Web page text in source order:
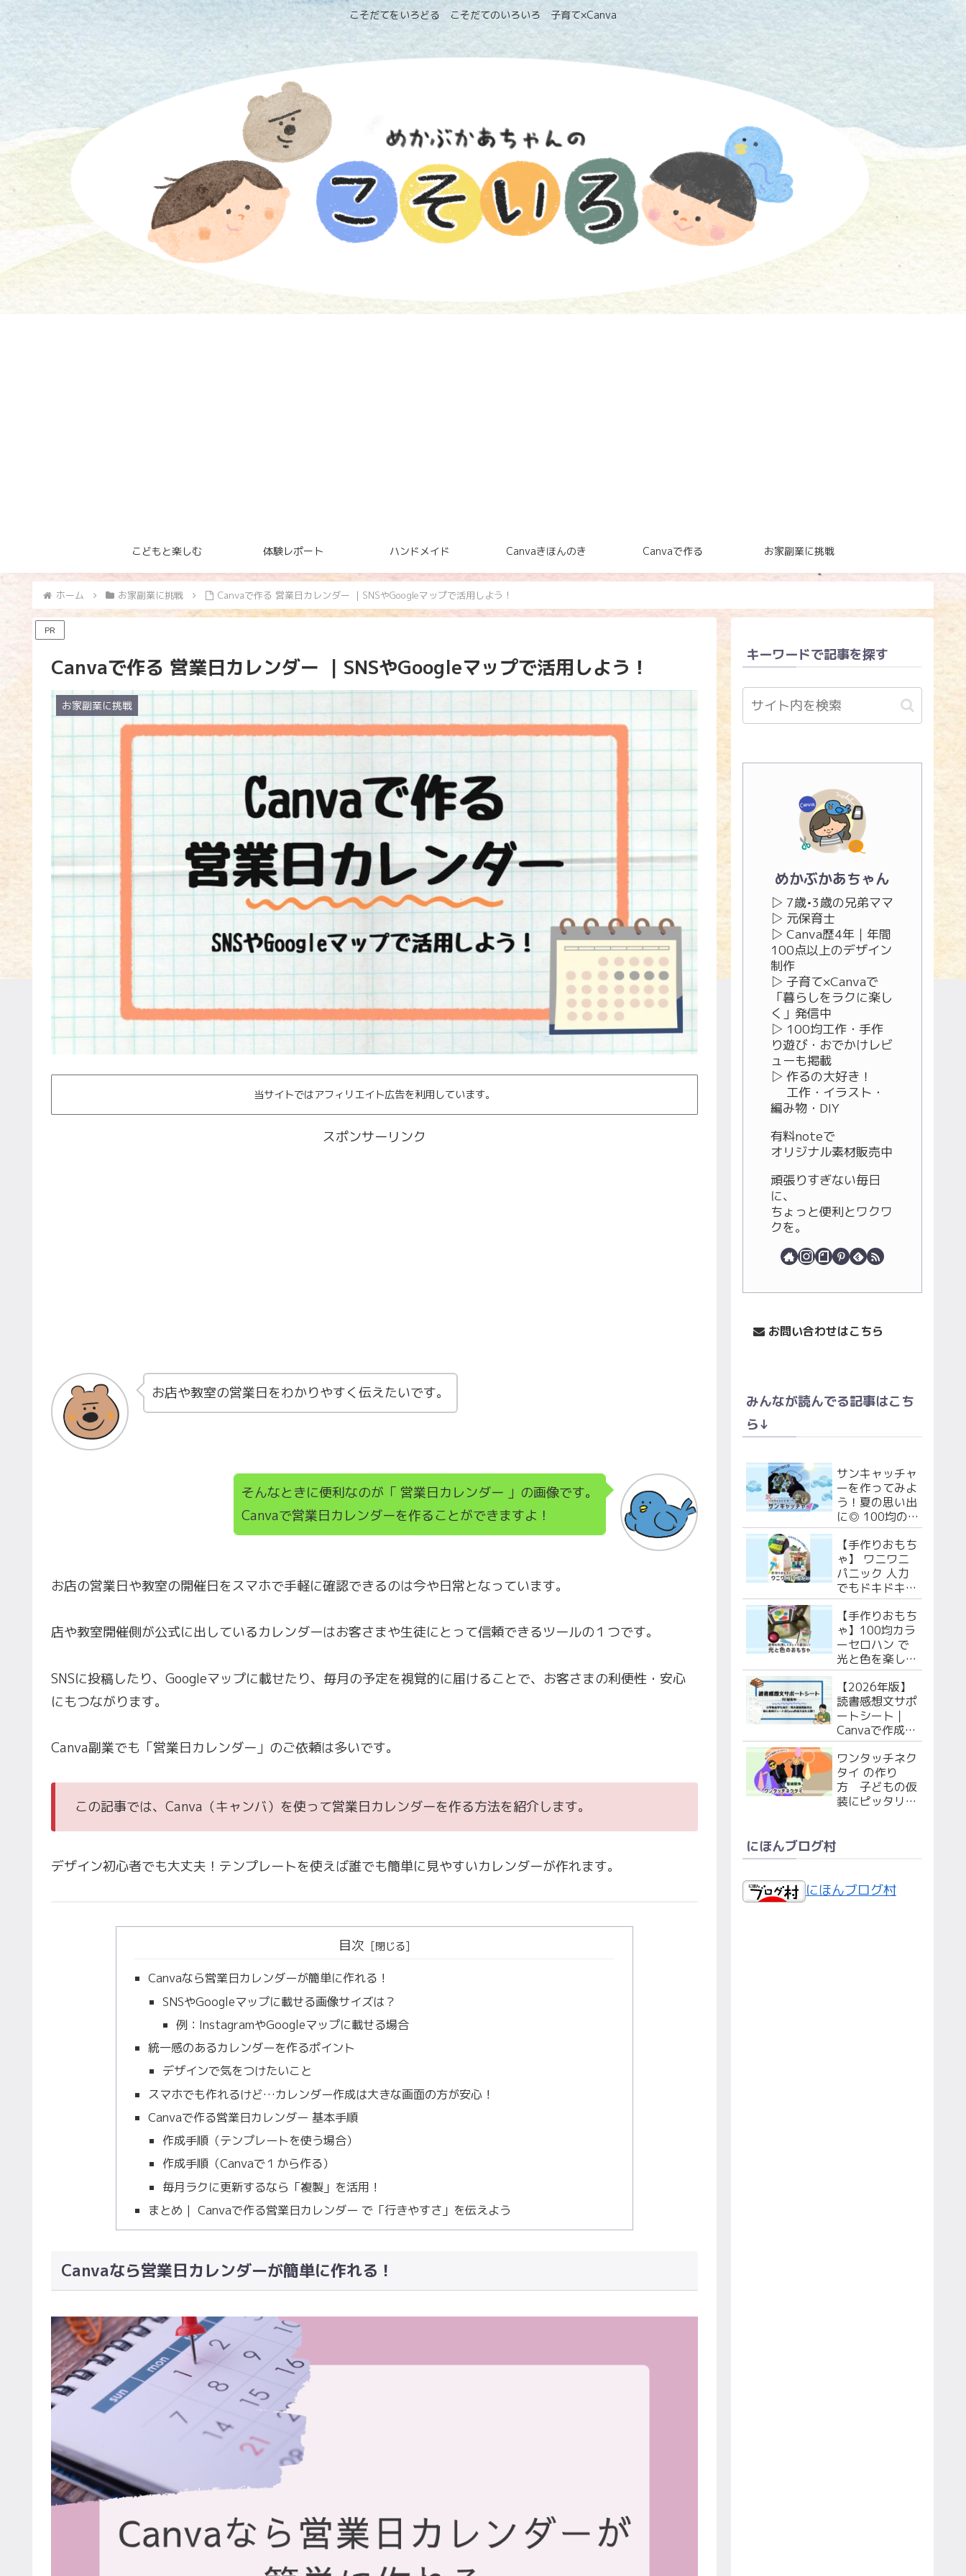
こそだてをいろどる こそだてのいろいろ 子育て×Canva
こどもと楽しむ 体験レポート ハンドメイド Canvaきほんのき Canvaで作る お家副業に挑戦
ホーム お家副業に挑戦 Canvaで作る 営業日カレンダー ｜SNSやGoogleマップで活用しよう！
PR
Canvaで作る 営業日カレンダー ｜SNSやGoogleマップで活用しよう！
お家副業に挑戦
当サイトではアフィリエイト広告を利用しています。
スポンサーリンク
お店や教室の営業日をわかりやすく伝えたいです。
そんなときに便利なのが「 営業日カレンダー 」の画像です。
Canvaで営業日カレンダーを作ることができますよ！
お店の営業日や教室の開催日をスマホで手軽に確認できるのは今や日常となっています。
店や教室開催側が公式に出しているカレンダーはお客さまや生徒にとって信頼できるツールの１つです。
SNSに投稿したり、Googleマップに載せたり、毎月の予定を視覚的に届けることで、お客さまの利便性・安心
にもつながります。
Canva副業でも「営業日カレンダー」のご依頼は多いです。
この記事では、Canva（キャンバ）を使って営業日カレンダーを作る方法を紹介します。
デザイン初心者でも大丈夫！テンプレートを使えば誰でも簡単に見やすいカレンダーが作れます。
目次
Canvaなら営業日カレンダーが簡単に作れる！
SNSやGoogleマップに載せる画像サイズは？
例：InstagramやGoogleマップに載せる場合
統一感のあるカレンダーを作るポイント
デザインで気をつけたいこと
スマホでも作れるけど…カレンダー作成は大きな画面の方が安心！
Canvaで作る営業日カレンダー 基本手順
作成手順（テンプレートを使う場合）
作成手順（Canvaで１から作る）
毎月ラクに更新するなら「複製」を活用！
まとめ｜ Canvaで作る営業日カレンダー で「行きやすさ」を伝えよう
Canvaなら営業日カレンダーが簡単に作れる！
キーワードで記事を探す
めかぶかあちゃん
▷ 7歳•3歳の兄弟ママ
▷ 元保育士
▷ Canva歴4年｜年間
100点以上のデザイン
制作
▷ 子育て×Canvaで
「暮らしをラクに楽し
く」発信中
▷ 100均工作・手作
り遊び・おでかけレビ
ューも掲載
▷ 作るの大好き！
工作・イラスト・
編み物・DIY
有料noteで
オリジナル素材販売中
頑張りすぎない毎日
に、
ちょっと便利とワクワ
クを。
お問い合わせはこちら
みんなが読んでる記事はこち
ら↓
サンキャッチャ
ーを作ってみよ
う！夏の思い出
に◎ 100均の
あの文具で作る
よ！
【手作りおもち
ゃ】 ワニワニ
パニック 人力
でもドキドキ楽
しい！段ボール
で作ろう！
【手作りおもち
ゃ】100均カラ
ーセロハン で
光と色を楽しも
う！ 赤ちゃん
（枠のPDF付
き）・幼児向け
２選
【2026年版】
読書感想文サポ
ートシート｜
Canvaで作成！
シート&特大マ
ス原稿用紙PDF
無料配布！
ワンタッチネク
タイ の作り
方 子どもの仮
装にピッタリ！
にほんブログ村
にほんブログ村